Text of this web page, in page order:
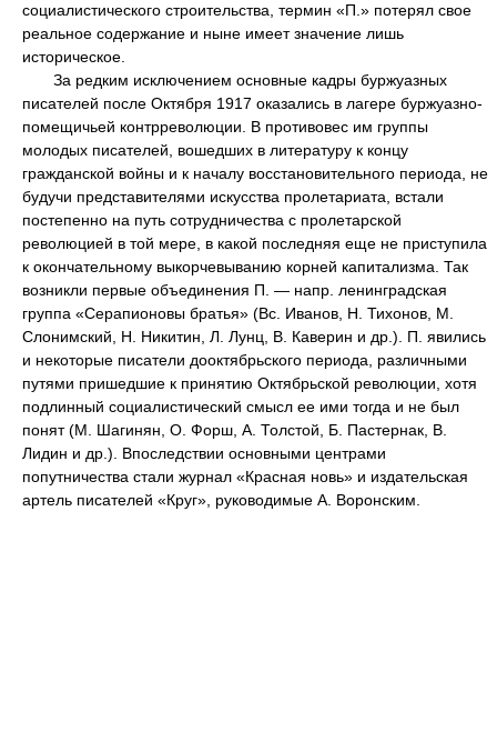
социалистического строительства, термин «П.» потерял свое
реальное содержание и ныне имеет значение лишь
историческое.
За редким исключением основные кадры буржуазных
писателей после Октября 1917 оказались в лагере буржуазно-
помещичьей контрреволюции. В противовес им группы
молодых писателей, вошедших в литературу к концу
гражданской войны и к началу восстановительного периода, не
будучи представителями искусства пролетариата, встали
постепенно на путь сотрудничества с пролетарской
революцией в той мере, в какой последняя еще не приступила
к окончательному выкорчевыванию корней капитализма. Так
возникли первые объединения П. — напр. ленинградская
группа «Серапионовы братья» (Вс. Иванов, Н. Тихонов, М.
Слонимский, Н. Никитин, Л. Лунц, В. Каверин и др.). П. явились
и некоторые писатели дооктябрьского периода, различными
путями пришедшие к принятию Октябрьской революции, хотя
подлинный социалистический смысл ее ими тогда и не был
понят (М. Шагинян, О. Форш, А. Толстой, Б. Пастернак, В.
Лидин и др.). Впоследствии основными центрами
попутничества стали журнал «Красная новь» и издательская
артель писателей «Круг», руководимые А. Воронским.